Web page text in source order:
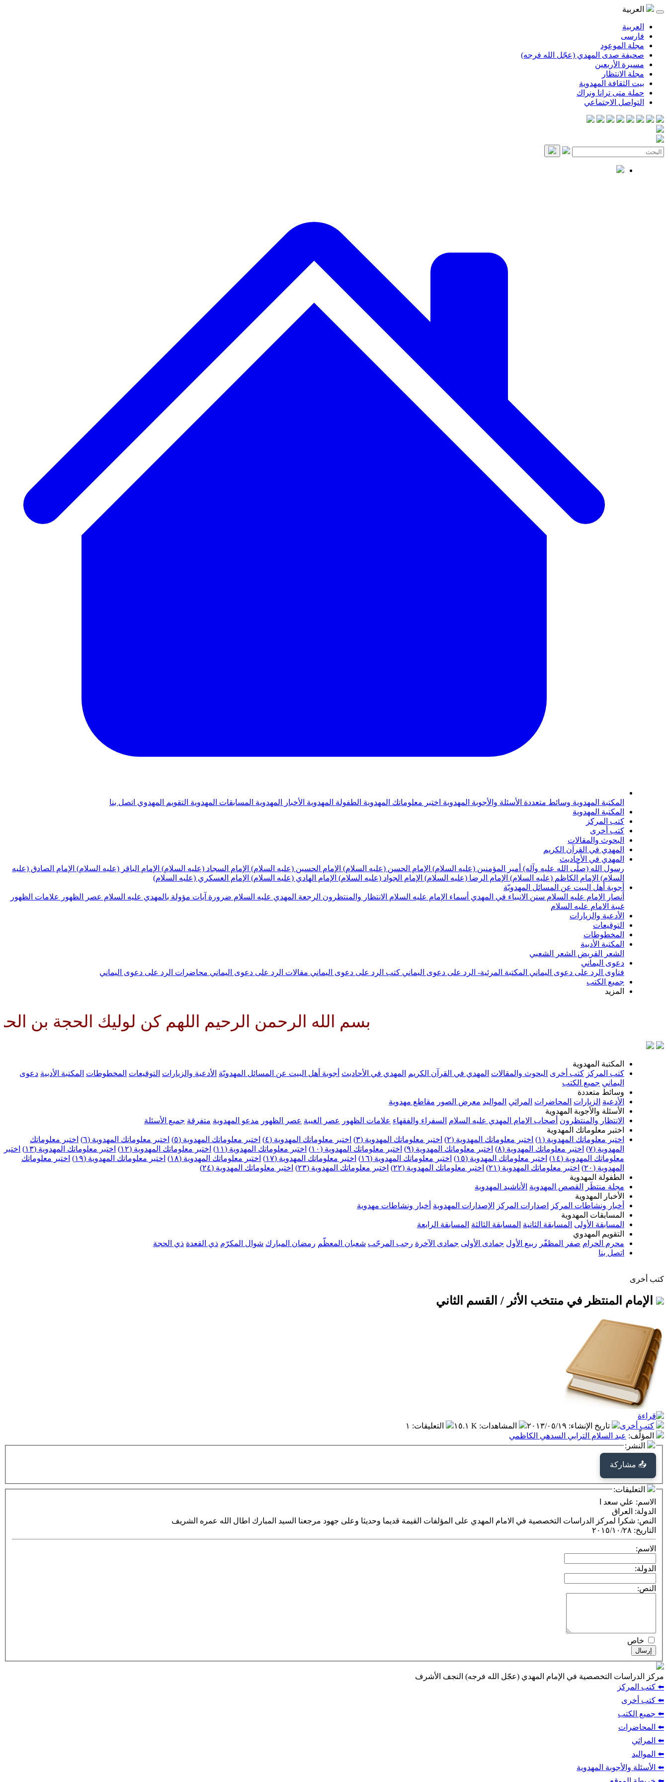
العربية
العربية
فارسی
مجلة الموعود
صحيفة صدى المهدي (عجّل الله فرجه)
مسيرة الأربعين
مجلة الانتظار
بيت الثقافة المهدوية
حملة متى ترانا ونراك
التواصل الاجتماعي
المكتبة المهدوية وسائط متعددة الأسئلة والأجوبة المهدوية اختبر معلوماتك المهدوية الطفولة المهدوية الأخبار المهدوية المسابقات المهدوية التقويم المهدوي اتصل بنا
المكتبة المهدوية
كتب المركز
كتب أخرى
البحوث والمقالات
المهدي في القرآن الكريم
المهدي في الأحاديث
رسول الله (صلّى الله عليه وآله) أمير المؤمنين (عليه السلام) الإمام الحسن (عليه السلام) الإمام الحسين (عليه السلام) الإمام السجاد (عليه السلام) الإمام الباقر (عليه السلام) الإمام الصادق (عليه
السلام) الإمام الكاظم (عليه السلام) الإمام الرضا (عليه السلام) الإمام الجواد (عليه السلام) الإمام الهادي (عليه السلام) الإمام العسكري (عليه السلام)
أجوبة أهل البيت عن المسائل المهدويّة
أنصار الإمام عليه السلام سنن الانبياء في المهدي أسماء الإمام عليه السلام الانتظار والمنتظرون الرجعة المهدي عليه السلام ضرورة آيات مؤولة بالمهدي عليه السلام عصر الظهور
علامات الظهور
غيبة الامام عليه السلام
الأدعية والزيارات
التوقيعات
المخطوطات
المكتبة الأدبية
الشعر القريض الشعر الشعبي
دعوى اليماني
فتاوى الرد على دعوى اليماني المكتبة المرئية- الرد على دعوى اليماني كتب الرد على دعوى اليماني مقالات الرد على دعوى اليماني محاضرات الرد على دعوى اليماني
جميع الكتب
المزيد
بسم الله الرحمن الرحيم اللهم كن لوليك الحجة بن الحسن
المكتبة المهدوية
كتب المركز كتب أخرى البحوث والمقالات المهدي في القرآن الكريم المهدي في الأحاديث أجوبة أهل البيت عن المسائل المهدويّة الأدعية والزيارات التوقيعات المخطوطات المكتبة الأدبية دعوى
اليماني جميع الكتب
وسائط متعددة
الأدعية الزيارات المحاضرات المراثي المواليد معرض الصور مقاطع مهدوية
الأسئلة والأجوبة المهدوية
الانتظار والمنتظرون أصحاب الإمام المهدي عليه السلام السفراء والفقهاء علامات الظهور عصر الغيبة عصر الظهور مدعو المهدوية متفرقة جميع الأسئلة
اختبر معلوماتك المهدوية
اختبر معلوماتك المهدوية (١)
اختبر معلوماتك المهدوية (٢) اختبر معلوماتك المهدوية (٣) اختبر معلوماتك المهدوية (٤) اختبر معلوماتك المهدوية (٥) اختبر معلوماتك المهدوية (٦)
اختبر معلوماتك
المهدوية (٧)
اختبر معلوماتك المهدوية (٨) اختبر معلوماتك المهدوية (٩) اختبر معلوماتك المهدوية (١٠) اختبر معلوماتك المهدوية (١١) اختبر معلوماتك المهدوية (١٢) اختبر معلوماتك المهدوية (١٣)
اختبر
معلوماتك المهدوية (١٤)
اختبر معلوماتك المهدوية (١٥) اختبر معلوماتك المهدوية (١٦) اختبر معلوماتك المهدوية (١٧) اختبر معلوماتك المهدوية (١٨) اختبر معلوماتك المهدوية (١٩)
اختبر معلوماتك
المهدوية (٢٠)
اختبر معلوماتك المهدوية (٢١) اختبر معلوماتك المهدوية (٢٢) اختبر معلوماتك المهدوية (٢٣)
اختبر معلوماتك المهدوية (٢٤)
الطفولة المهدوية
مجلة منتظَر
القصص المهدوية الأناشيد المهدوية
الأخبار المهدوية
أخبار ونشاطات المركز
اصدارات المركز الإصدارات المهدوية أخبار ونشاطات مهدوية
المسابقات المهدوية
المسابقة الأولى المسابقة الثانية المسابقة الثالثة المسابقة الرابعة
التقويم المهدوي
محرم الحرام صفر المظفّر ربيع الأول جمادى الأولى جمادى الآخرة رجب المرجّب شعبان المعظّم رمضان المبارك شوال المكرّم ذي القعدة ذي الحجة
اتصل بنا
كتب أخرى
الإمام المنتظر في منتخب الأثر / القسم الثاني
كتب أخرى تاريخ الإنشاء: ٢٠١٣/٠٥/١٩ المشاهدات: ١٥.١ K التعليقات: ١
المؤلّف: عبد السلام الترابي السدهي الكاظمي
النشر:
📤 مشاركة
التعليقات:
الاسم: علي سعد ا
الدولة: العراق
النص: شكرا لمركز الدراسات التخصصية في الامام المهدي على المؤلفات القيمة قديما وحديثا وعلى جهود مرجعنا السيد المبارك اطال الله عمره الشريف
التاريخ: ٢٠١٥/١٠/٢٨
الاسم:
الدولة:
النص:
خاص
إرسال
مركز الدراسات التخصصية في الإمام المهدي (عجّل الله فرجه) النجف الأشرف
⬅️ كتب المركز
⬅️ كتب أخرى
⬅️ جميع الكتب
⬅️ المحاضرات
⬅️ المراثي
⬅️ المواليد
⬅️ الأسئلة والأجوبة المهدوية